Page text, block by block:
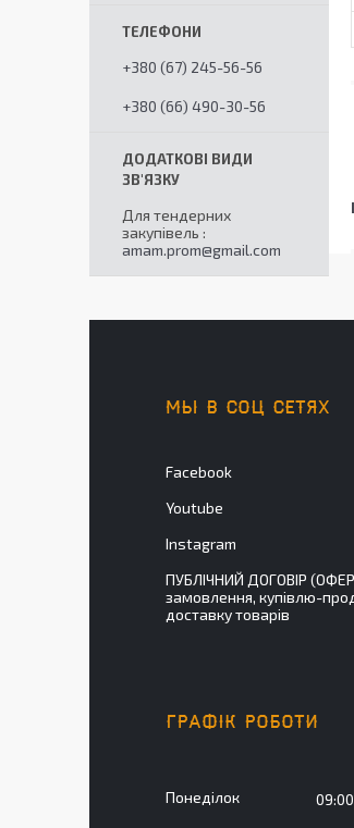
+380 (67) 245-56-56
+380 (66) 490-30-56
Для тендерних
закупівель
amam.prom@gmail.com
МЫ В СОЦ СЕТЯХ
Facebook
Youtube
Instagram
ПУБЛІЧНИЙ ДОГОВІР
замовлення, купівлю-
доставку товарів
ГРАФІК РОБОТИ
Понеділок 09:00